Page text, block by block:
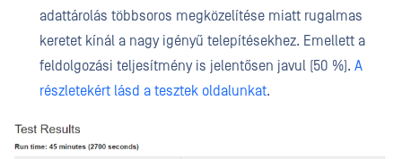
adattárolás többsoros megközelítése miatt rugalmas
keretet kínál a nagy igényű telepítésekhez. Emellett a
feldolgozási teljesítmény is jelentősen javul (50 %). A
részletekért lásd a tesztek oldalunkat.